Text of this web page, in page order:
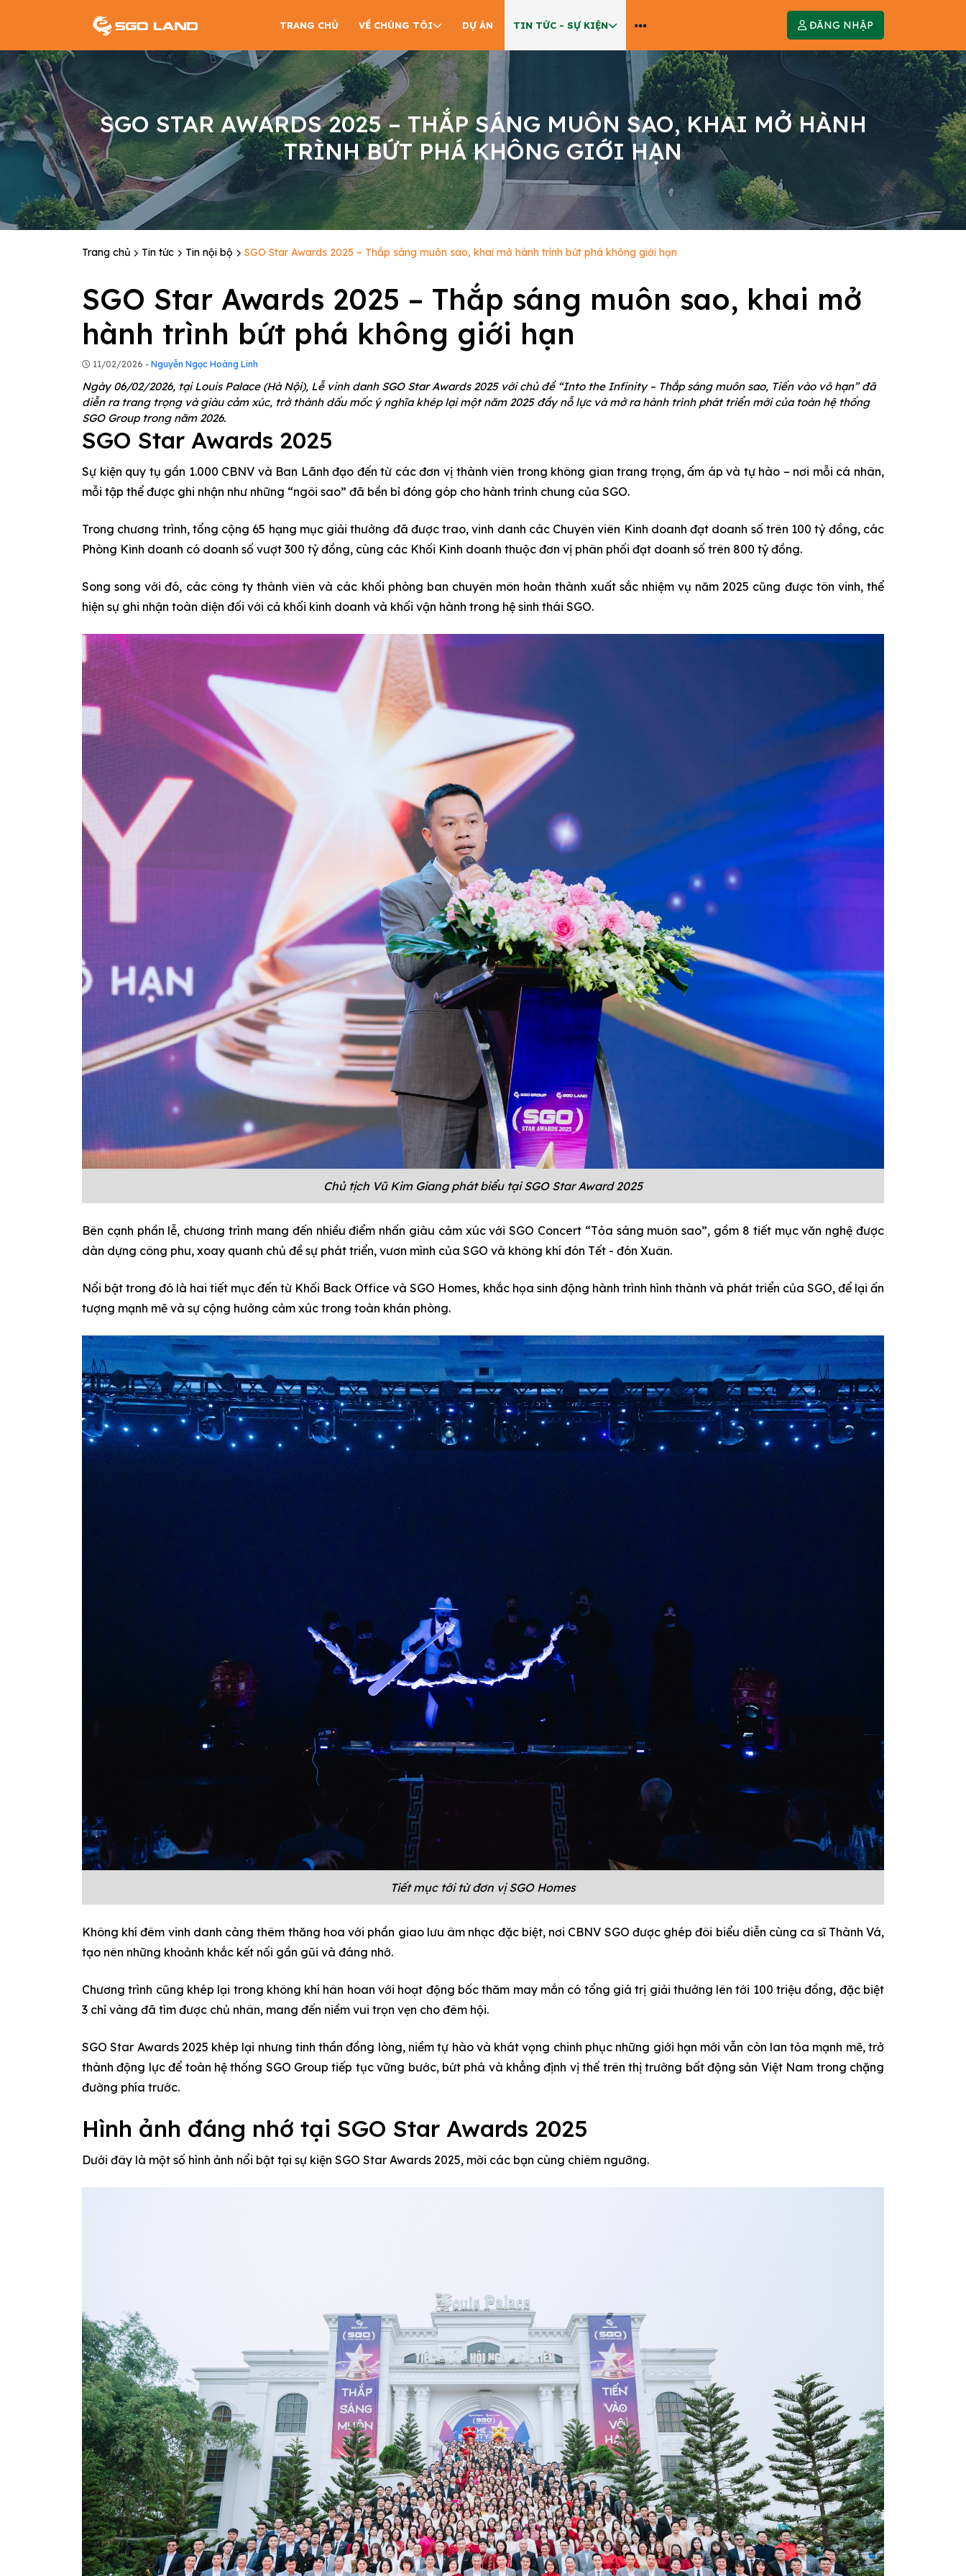
TRANG CHỦ VỀ CHÚNG TÔI DỰ ÁN TIN TỨC - SỰ KIỆN ĐĂNG NHẬP
SGO STAR AWARDS 2025 – THẮP SÁNG MUÔN SAO, KHAI MỞ HÀNH
TRÌNH BỨT PHÁ KHÔNG GIỚI HẠN
Trang chủ Tin tức Tin nội bộ SGO Star Awards 2025 – Thắp sáng muôn sao, khai mở hành trình bứt phá không giới hạn
SGO Star Awards 2025 – Thắp sáng muôn sao, khai mở
hành trình bứt phá không giới hạn
11/02/2026 - Nguyễn Ngọc Hoàng Linh
Ngày 06/02/2026, tại Louis Palace (Hà Nội), Lễ vinh danh SGO Star Awards 2025 với chủ đề “Into the Infinity – Thắp sáng muôn sao, Tiến vào vô hạn” đã
diễn ra trang trọng và giàu cảm xúc, trở thành dấu mốc ý nghĩa khép lại một năm 2025 đầy nỗ lực và mở ra hành trình phát triển mới của toàn hệ thống
SGO Group trong năm 2026.
SGO Star Awards 2025
Sự kiện quy tụ gần 1.000 CBNV và Ban Lãnh đạo đến từ các đơn vị thành viên trong không gian trang trọng, ấm áp và tự hào – nơi mỗi cá nhân,
mỗi tập thể được ghi nhận như những “ngôi sao” đã bền bỉ đóng góp cho hành trình chung của SGO.
Trong chương trình, tổng cộng 65 hạng mục giải thưởng đã được trao, vinh danh các Chuyên viên Kinh doanh đạt doanh số trên 100 tỷ đồng, các
Phòng Kinh doanh có doanh số vượt 300 tỷ đồng, cùng các Khối Kinh doanh thuộc đơn vị phân phối đạt doanh số trên 800 tỷ đồng.
Song song với đó, các công ty thành viên và các khối phòng ban chuyên môn hoàn thành xuất sắc nhiệm vụ năm 2025 cũng được tôn vinh, thể
hiện sự ghi nhận toàn diện đối với cả khối kinh doanh và khối vận hành trong hệ sinh thái SGO.
Chủ tịch Vũ Kim Giang phát biểu tại SGO Star Award 2025
Bên cạnh phần lễ, chương trình mang đến nhiều điểm nhấn giàu cảm xúc với SGO Concert “Tỏa sáng muôn sao”, gồm 8 tiết mục văn nghệ được
dàn dựng công phu, xoay quanh chủ đề sự phát triển, vươn mình của SGO và không khí đón Tết - đón Xuân.
Nổi bật trong đó là hai tiết mục đến từ Khối Back Office và SGO Homes, khắc họa sinh động hành trình hình thành và phát triển của SGO, để lại ấn
tượng mạnh mẽ và sự cộng hưởng cảm xúc trong toàn khán phòng.
Tiết mục tới từ đơn vị SGO Homes
Không khí đêm vinh danh càng thêm thăng hoa với phần giao lưu âm nhạc đặc biệt, nơi CBNV SGO được ghép đôi biểu diễn cùng ca sĩ Thành Vá,
tạo nên những khoảnh khắc kết nối gần gũi và đáng nhớ.
Chương trình cũng khép lại trong không khí hân hoan với hoạt động bốc thăm may mắn có tổng giá trị giải thưởng lên tới 100 triệu đồng, đặc biệt
3 chỉ vàng đã tìm được chủ nhân, mang đến niềm vui trọn vẹn cho đêm hội.
SGO Star Awards 2025 khép lại nhưng tinh thần đồng lòng, niềm tự hào và khát vọng chinh phục những giới hạn mới vẫn còn lan tỏa mạnh mẽ, trở
thành động lực để toàn hệ thống SGO Group tiếp tục vững bước, bứt phá và khẳng định vị thế trên thị trường bất động sản Việt Nam trong chặng
đường phía trước.
Hình ảnh đáng nhớ tại SGO Star Awards 2025
Dưới đây là một số hình ảnh nổi bật tại sự kiện SGO Star Awards 2025, mời các bạn cùng chiêm ngưỡng.